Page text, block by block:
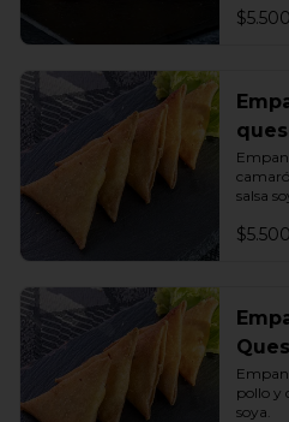
$5.500
salsa
$5.500
pollo y
soya.